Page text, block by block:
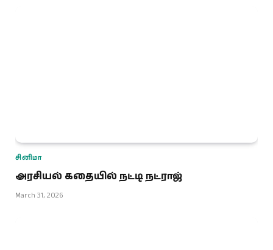
சினிமா
அரசியல் கதையில் நட்டி நட்ராஜ்
March 31, 2026